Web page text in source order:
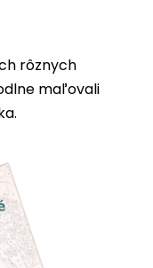
rôznych
maľovali